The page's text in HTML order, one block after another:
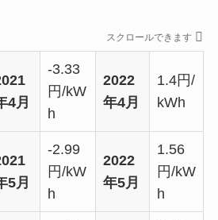
スクロールできます
4月
-3.33
円/kW
h
2022
年4月
1.4円/
kWh
5月
-2.99
円/kW
h
2022
年5月
1.56
円/kW
h